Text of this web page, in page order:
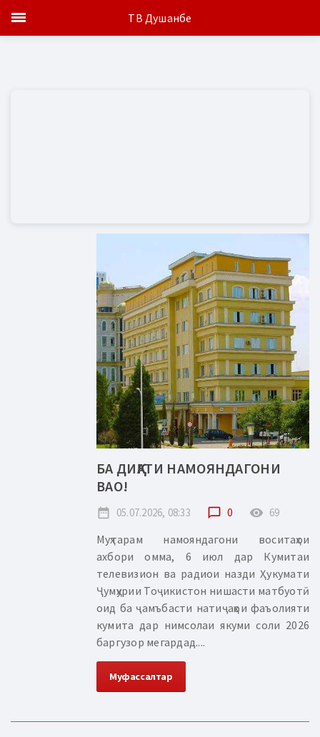
БА ДИҚҚАТИ НАМОЯНДАГОНИ
ВАО!
date_range 05.07.2026, 08:33 chat_bubble_outline 0 remove_red_eye 69
Муҳтарам намояндагони воситаҳои
ахбори омма, 6 июл дар Кумитаи
телевизион ва радиои назди Ҳукумати
Ҷумҳурии Тоҷикистон нишасти матбуотӣ
оид ба ҷамъбасти натиҷаҳои фаъолияти
кумита дар нимсолаи якуми соли 2026
баргузор мегардад....
Муфассалтар
ТВ Душанбе